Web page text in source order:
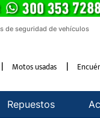
de seguridad de vehículos
Motos usadas
Repuestos